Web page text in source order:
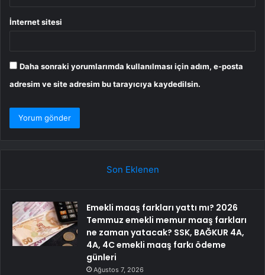
İnternet sitesi
Daha sonraki yorumlarımda kullanılması için adım, e-posta
adresim ve site adresim bu tarayıcıya kaydedilsin.
Son Eklenen
Emekli maaş farkları yattı mı? 2026
Temmuz emekli memur maaş farkları
ne zaman yatacak? SSK, BAĞKUR 4A,
4A, 4C emekli maaş farkı ödeme
günleri
Ağustos 7, 2026